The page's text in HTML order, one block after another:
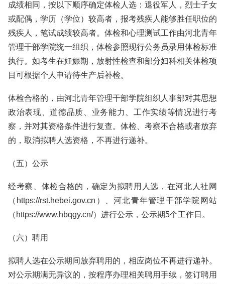
成绩相同，按以下顺序确定体检人选：退役军人，烈士子女
或配偶，学历（学位）较高者，报考残疾人能够胜任职位的
残疾人，笔试成绩较高者。体检和心理测试工作由河北青年
管理干部学院统一组织，体检参照现行公务员录用体检标准
执行。如考生在妊娠期，放射性检查和部分妇科相关体检项
目可根据个人申请待生产后补检。
体检合格的，由河北青年管理干部学院组织人事部对其思想
政治表现、道德品质、业务能力、工作实绩等情况进行考
察，并对其资格条件进行复查。体检、考察不合格或者放弃
的，取消拟聘人选资格，不再进行递补。
（五）公示
经考察、体检合格的，确定为拟聘用人选，在河北人社网
（https://rst.hebei.gov.cn）、河北青年管理干部学院网站
（https://www.hbqgy.cn/）进行公示，公示期5个工作日。
（六）聘用
拟聘人选在公示期间放弃聘用的，相应岗位不再进行递补。
对公示期满无异议的，按程序办理相关聘用手续，签订聘用